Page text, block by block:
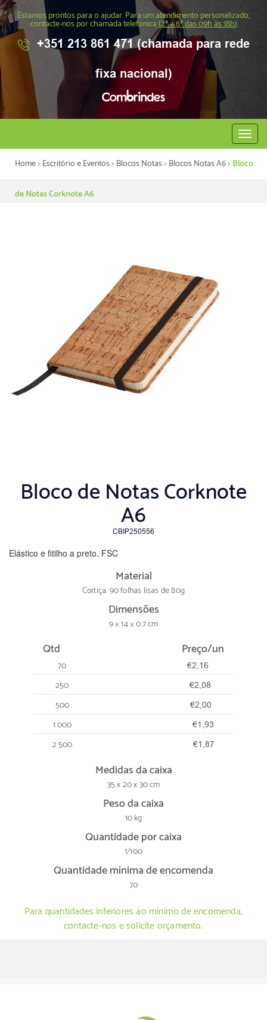
Estamos prontos para o ajudar. Para um atendimento personalizado,
contacte-nos por chamada telefonica(2ª a 6ª das 09h às 18h)
+351 213 861 471 (chamada para rede
fixa nacional)
Abrir
menu
Home>Escritório e Eventos>Blocos Notas>Blocos Notas A6> Bloco
de Notas Corknote A6
Bloco de Notas Corknote
A6
CBIP250556
Elástico e fitilho a preto. FSC
Material
Cortiça. 90 folhas lisas de 80g
Dimensões
9 × 14 × 0.7 cm
Qtd Preço/un
70 €2,16
250 €2,08
500 €2,00
1 000 €1,93
2 500 €1,87
Medidas da caixa
35 x 20 x 30 cm
Peso da caixa
10 kg
Quantidade por caixa
1/100
Quantidade mínima de encomenda
70
Para quantidades inferiores ao mínimo de encomenda,
contacte-nos e solicite orçamento.